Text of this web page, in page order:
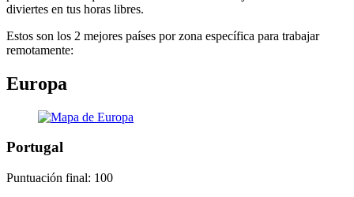
diviertes en tus horas libres.
Estos son los 2 mejores países por zona específica para trabajar
remotamente:
Europa
Portugal
Puntuación final: 100